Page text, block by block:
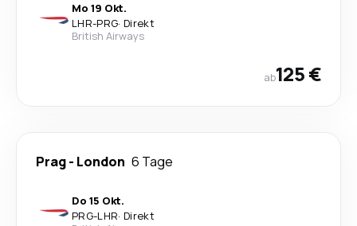
Mo 19 Okt.
LHR-PRG· Direkt
British Airways
ab125 €
Prag- London 6 Tage
Do 15 Okt.
PRG-LHR· Direkt